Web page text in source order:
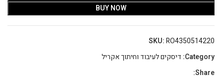
BUY NOW
SKU:RO4350514220
Category: דיסקים לעיבוד וחיתוך אקריל
Share: